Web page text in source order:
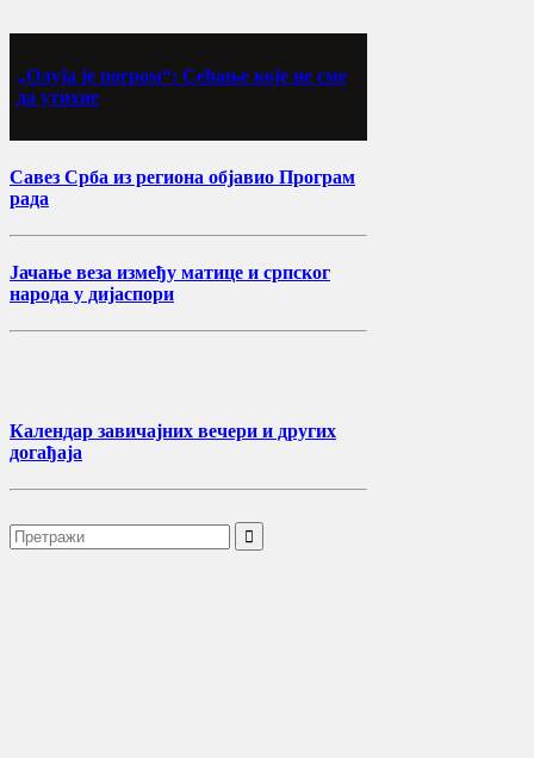
„Олуја је погром“: Сећање које не сме
да утихне
Савез Срба из региона објавио Програм
рада
Јачање веза између матице и српског
народа у дијаспори
Календар завичајних вечери и других
догађаја